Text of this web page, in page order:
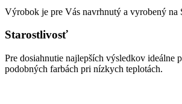
Výrobok je pre Vás navrhnutý a vyrobený na
Starostlivosť
Pre dosiahnutie najlepších výsledkov ideálne
podobných farbách pri nízkych teplotách.